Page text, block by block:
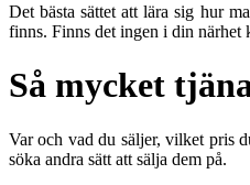
Det bästa sättet att lära sig hur
finns. Finns det ingen i din närhet
Så mycket
Var och vad du säljer, vilket pris
söka andra sätt att sälja dem på.